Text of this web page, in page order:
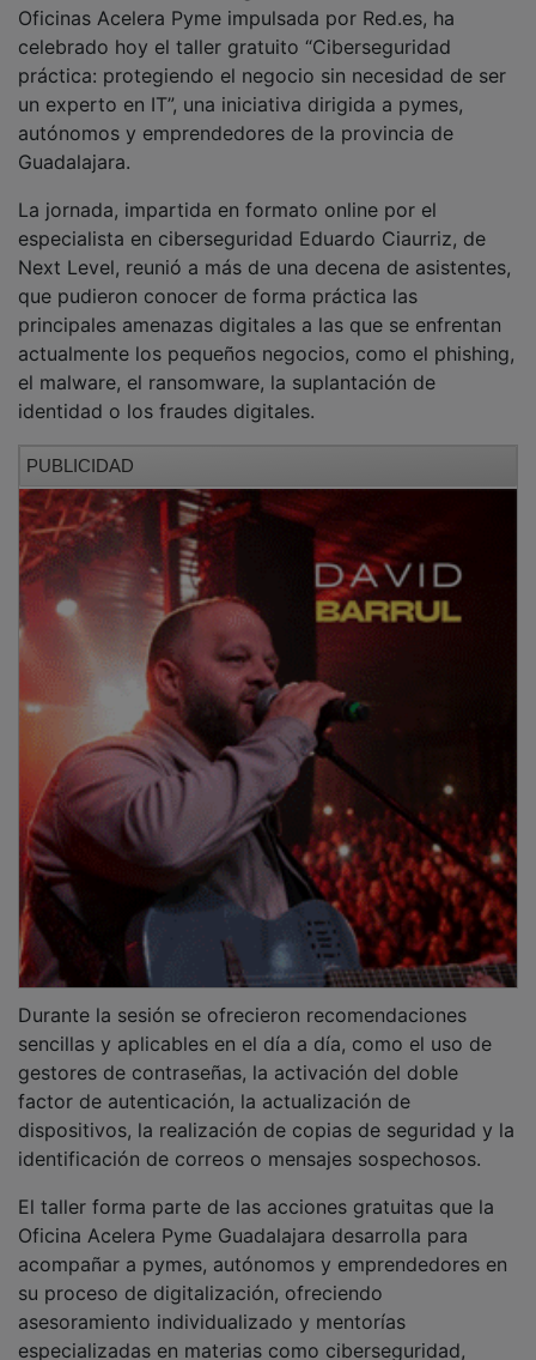
celebrado hoy el taller gratuito “Ciberseguridad
práctica: protegiendo el negocio sin necesidad de ser
un experto en IT”, una iniciativa dirigida a pymes,
autónomos y emprendedores de la provincia de
Guadalajara.
La jornada, impartida en formato online por el
especialista en ciberseguridad Eduardo Ciaurriz, de
Next Level, reunió a más de una decena de asistentes,
que pudieron conocer de forma práctica las
principales amenazas digitales a las que se enfrentan
actualmente los pequeños negocios, como el phishing,
el malware, el ransomware, la suplantación de
identidad o los fraudes digitales.
Durante la sesión se ofrecieron recomendaciones
sencillas y aplicables en el día a día, como el uso de
gestores de contraseñas, la activación del doble
factor de autenticación, la actualización de
dispositivos, la realización de copias de seguridad y la
identificación de correos o mensajes sospechosos.
El taller forma parte de las acciones gratuitas que la
Oficina Acelera Pyme Guadalajara desarrolla para
acompañar a pymes, autónomos y emprendedores en
su proceso de digitalización, ofreciendo
asesoramiento individualizado y mentorías
especializadas en materias como ciberseguridad,
inteligencia artificial, comercio electrónico, marketing